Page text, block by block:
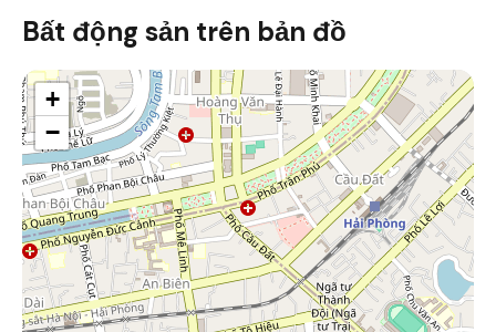
Bất động sản trên bản đồ
+
−